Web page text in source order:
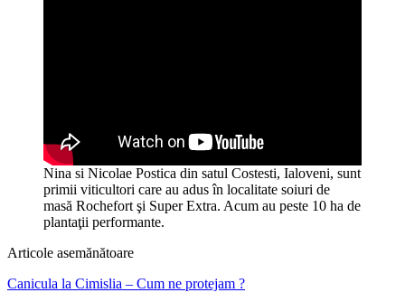
Nina si Nicolae Postica din satul Costesti, Ialoveni, sunt
primii viticultori care au adus în localitate soiuri de
masă Rochefort şi Super Extra. Acum au peste 10 ha de
plantaţii performante.
Articole asemănătoare
Canicula la Cimislia – Cum ne protejam ?